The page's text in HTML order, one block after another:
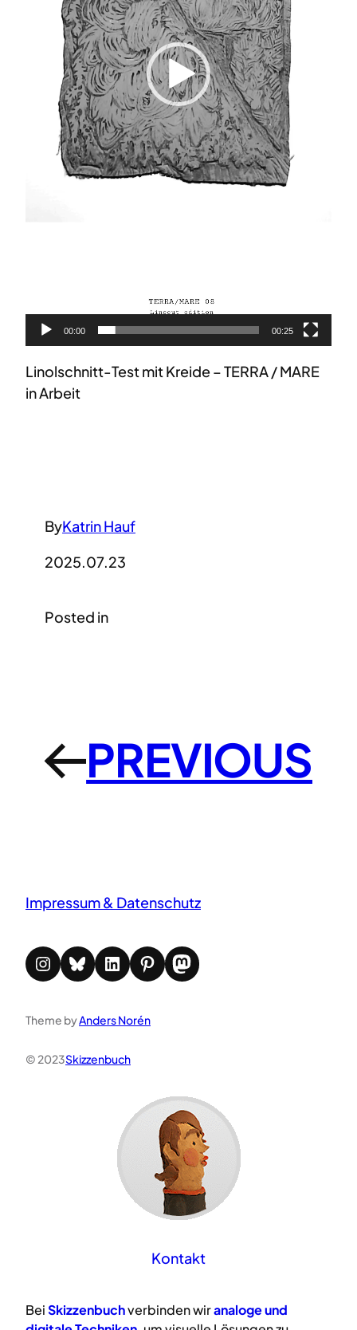
00:00 00:25
Linolschnitt-Test mit Kreide – TERRA / MARE
in Arbeit
ByKatrin Hauf
2025.07.23
Posted in
←PREVIOUS
Impressum & Datenschutz
Instagram Bluesky LinkedIn Pinterest Mastodon
Theme byAnders Norén
© 2023Skizzenbuch
Kontakt
BeiSkizzenbuchverbinden wiranalogeund